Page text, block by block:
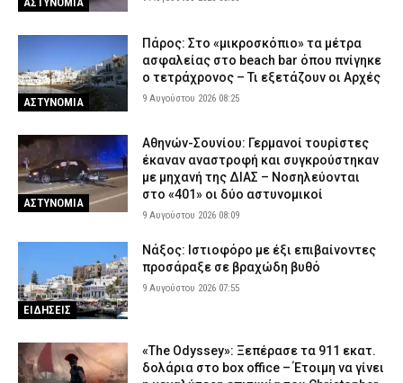
Έντικ» – Το «πίτμπουλ», το «μπουλντόγκ» και οι εκβιασμοί
ΑΣΤΥΝΟΜΙΑ
Σοβαρό τροχαίο με γουρούνα στη Μυρτιά Πύργου –
Τραυματίστηκε στο κεφάλι ο αναβάτης
ΕΙΔΗΣΕΙΣ 8 Αυγούστου 2026 17:56
Ηράκλειο: Απέπλευσε παρά την απαγόρευση – Συνελήφθη
38χρονος κυβερνήτης σκάφους
ΑΣΤΥΝΟΜΙΑ 8 Αυγούστου 2026 17:39
Θλίψη στην ΕΛ.ΑΣ. – Έφυγε από τη ζωή ο απόστρατος
αστυνομικός Νικόλαος Κρυωνίδης
ΣΩΜΑΤΑ ΑΣΦΑΛΕΙΑΣ 8 Αυγούστου 2026 17:23
ΑΣΤΥΝΟΜΙΑ
Πάρος: Στο «μικροσκόπιο» τα μέτρα
ασφαλείας στο beach bar όπου πνίγηκε
ο τετράχρονος – Τι εξετάζουν οι Αρχές
9 Αυγούστου 2026 08:25
ΑΣΤΥΝΟΜΙΑ
Αθηνών-Σουνίου: Γερμανοί τουρίστες
έκαναν αναστροφή και συγκρούστηκαν
με μηχανή της ΔΙΑΣ – Νοσηλεύονται
στο «401» οι δύο αστυνομικοί
9 Αυγούστου 2026 08:09
ΕΙΔΗΣΕΙΣ
Νάξος: Ιστιοφόρο με έξι επιβαίνοντες
προσάραξε σε βραχώδη βυθό
9 Αυγούστου 2026 07:55
«The Odyssey»: Ξεπέρασε τα 911 εκατ.
δολάρια στο box office – Έτοιμη να γίνει